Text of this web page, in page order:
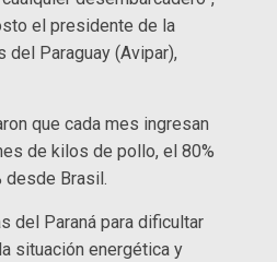
el presidente de la
del Paraguay (Avipar),
que cada mes ingresan
de kilos de pollo, el 80%
desde Brasil.
del Paraná para dificultar
situación energética y